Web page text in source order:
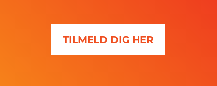
TILMELD DIG HER